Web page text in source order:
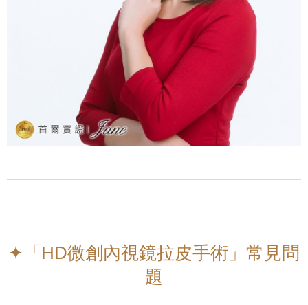
✦「HD微創內視鏡拉皮手術」常見問
題